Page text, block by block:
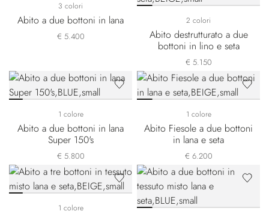
3 colori
Abito a due bottoni in lana
€ 5.400
2 colori
Abito destrutturato a due
bottoni in lino e seta
€ 5.150
1 colore
Abito a due bottoni in lana
Super 150's
€ 5.800
1 colore
Abito Fiesole a due bottoni
in lana e seta
€ 6.200
1 colore